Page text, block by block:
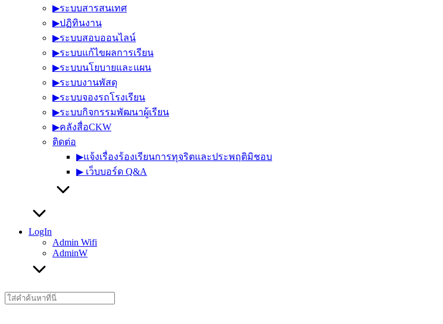
▶︎ระบบสารสนเทศ
▶︎ปฏิทินงาน
▶︎ระบบสอบออนไลน์
▶︎ระบบแก้ไขผลการเรียน
▶︎ระบบนโยบายและแผน
▶︎ระบบงานพัสดุ
▶︎ระบบจองรถโรงเรียน
▶︎ระบบกิจกรรมพัฒนาผู้เรียน
▶︎คลังสื่อCKW
ติดต่อ
▶︎แจ้งเรื่องร้องเรียนการทุจริตและประพฤติมิชอบ
▶︎ เว็บบอร์ด Q&A
LogIn
Admin Wifi
AdminW
Search
for: